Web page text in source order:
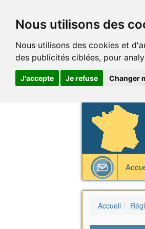
Nous utilisons des
Nous utilisons des cookies et
des publicités ciblées, pour
J'accepte Je refuse Changer
Accueil